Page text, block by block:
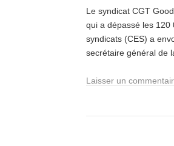
Le syndicat CGT
qui a dépassé les 120
syndicats (CES) a
secrétaire général de
Laisser un